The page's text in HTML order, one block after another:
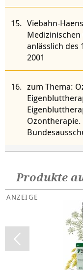
Viebahn-
anlässlich des
2001
zum Thema:
Ozontherapie.
Produkte